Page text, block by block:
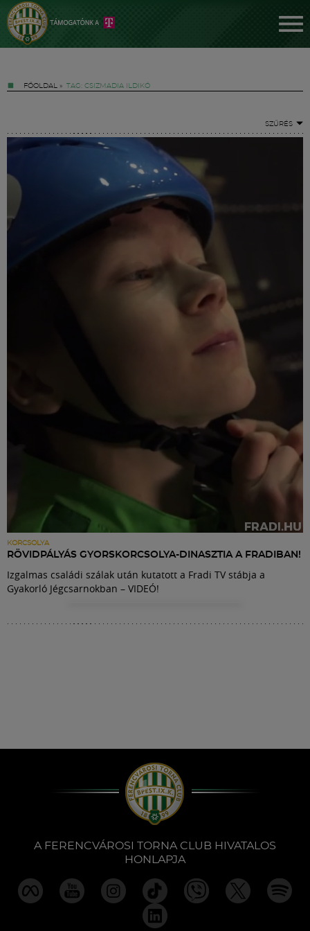
FŐOLDAL » TAG: CSIZMADIA ILDIKÓ
SZŰRÉS
KORCSOLYA
RÖVIDPÁLYÁS GYORSKORCSOLYA-DINASZTIA A FRADIBAN!
Izgalmas családi szálak után kutatott a Fradi TV stábja a
Gyakorló Jégcsarnokban – VIDEÓ!
A FERENCVÁROSI TORNA CLUB HIVATALOS
HONLAPJA
Jegyek
FM YouTube +
Meccscenter
Shop
Közösség
Múzeum